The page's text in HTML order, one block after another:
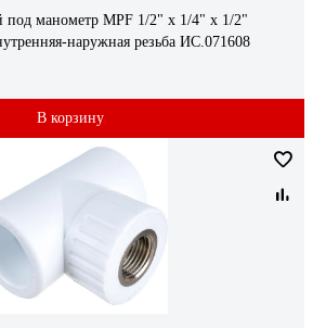
под манометр MPF 1/2" х 1/4" х 1/2"
наружная резьба ИС.071608
В корзину